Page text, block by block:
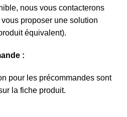
nous vous contacterons
proposer une solution
équivalent).
:
pour les précommandes sont
la fiche produit.